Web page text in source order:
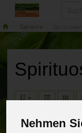
Nehmen
Getränke